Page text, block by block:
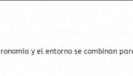
y el entorno se combinan